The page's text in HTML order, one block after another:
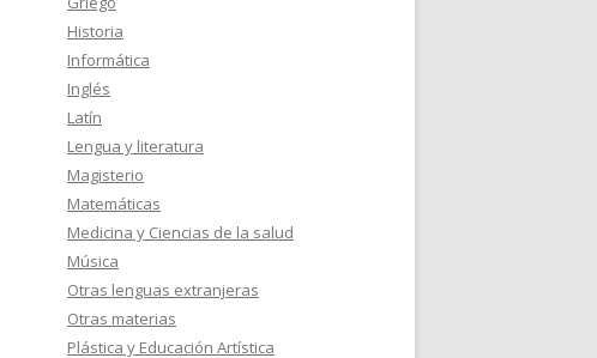
Historia
Informática
Inglés
Latín
Lengua y literatura
Magisterio
Matemáticas
Medicina y Ciencias de la salud
Música
Otras lenguas extranjeras
Otras materias
Plástica y Educación Artística